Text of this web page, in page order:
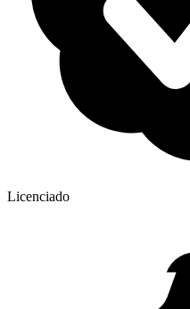
Licenciado